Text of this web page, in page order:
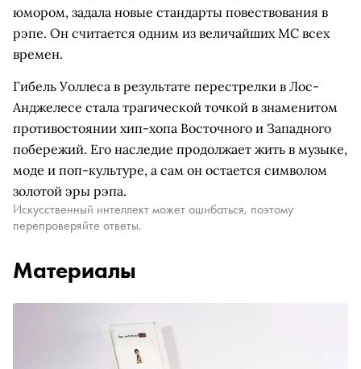
юмором, задала новые стандарты повествования в
рэпе. Он считается одним из величайших MC всех
времен.
Гибель Уоллеса в результате перестрелки в Лос-
Анджелесе стала трагической точкой в знаменитом
противостоянии хип-хопа Восточного и Западного
побережий. Его наследие продолжает жить в музыке,
моде и поп-культуре, а сам он остается символом
золотой эры рэпа.
Искусственный интеллект может ошибаться, поэтому
перепроверяйте ответы.
Материалы